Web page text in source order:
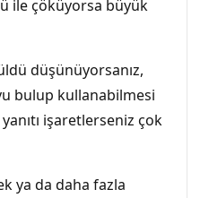
ile çöküyorsa büyük
düşünüyorsanız,
bulup kullanabilmesi
işaretlerseniz çok
ya da daha fazla